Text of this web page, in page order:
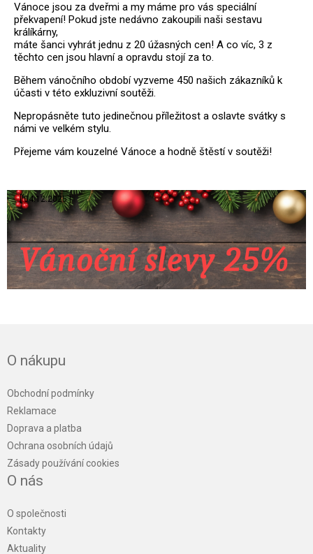
Vánoce jsou za dveřmi a my máme pro vás speciální
překvapení! Pokud jste nedávno zakoupili naši sestavu
králíkárny,
máte šanci vyhrát jednu z 20 úžasných cen! A co víc, 3 z
těchto cen jsou hlavní a opravdu stojí za to.
Během vánočního období vyzveme 450 našich zákazníků k
účasti v této exkluzivní soutěži.
Nepropásněte tuto jedinečnou příležitost a oslavte svátky s
námi ve velkém stylu.
Přejeme vám kouzelné Vánoce a hodně štěstí v soutěži!
. [ 04.12.2025 ]
.
O nákupu
Obchodní podmínky
Reklamace
Doprava a platba
Ochrana osobních údajů
Zásady používání cookies
O nás
O společnosti
Kontakty
Aktuality